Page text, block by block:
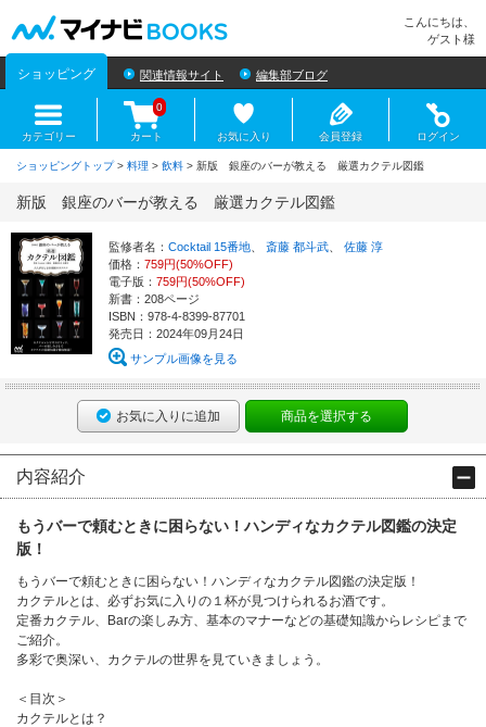
こんにちは、
ゲスト様
ショッピング 関連情報サイト 編集部ブログ
カテゴリー カート
0
お気に入り 会員登録 ログイン
ショッピングトップ> 料理 > 飲料 > 新版 銀座のバーが教える 厳選カクテル図鑑
新版 銀座のバーが教える 厳選カクテル図鑑
監修者名： Cocktail 15番地 斎藤 都斗武
佐藤 淳
価格： 759円(50%OFF)
電子版： 759円(50%OFF)
新書：208ページ
ISBN：978-4-8399-87701
発売日：2024年09月24日
サンプル画像を見る
お気に入りに追加 商品を選択する
内容紹介
もうバーで頼むときに困らない！ハンディなカクテル図鑑の決定
版！
もうバーで頼むときに困らない！ハンディなカクテル図鑑の決定版！
カクテルとは、必ずお気に入りの１杯が見つけられるお酒です。
定番カクテル、Barの楽しみ方、基本のマナーなどの基礎知識からレシピまで
ご紹介。
多彩で奥深い、カクテルの世界を見ていきましょう。
＜目次＞
カクテルとは？